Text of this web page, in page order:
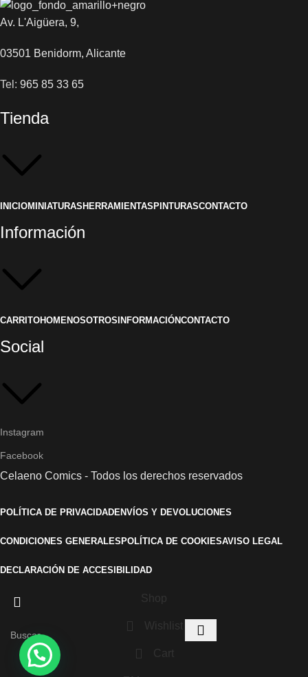
Av. L'Aigüera, 9,
03501 Benidorm, Alicante
Tel: 965 85 33 65
Tienda
INICIOMINIATURAS HERRAMIENTAS PINTURASCONTACTO
Información
CARRITOHOME NOSOTROS INFORMACIÓNCONTACTO
Social
Instagram
Facebook
Celaeno Comics - Todos los derechos reservados
POLÍTICA DE PRIVACIDADENVÍOS Y DEVOLUCIONES
CONDICIONES GENERALES POLÍTICA DE COOKIESAVISO LEGAL
DECLARACIÓN DE ACCESIBILIDAD
Shop
Wishlist
Cart